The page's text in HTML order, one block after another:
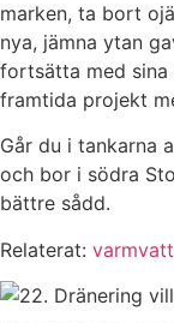
marken, ta bort
nya, jämna ytan
fortsätta med
framtida projekt
Går du i tankarna
och bor i södra
bättre sådd.
Relaterat: